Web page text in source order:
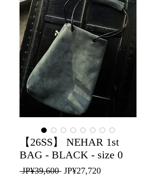
【26SS】 NEHAR 1st
BAG - BLACK - size 0
JP¥39,600 일
JP¥27,720할